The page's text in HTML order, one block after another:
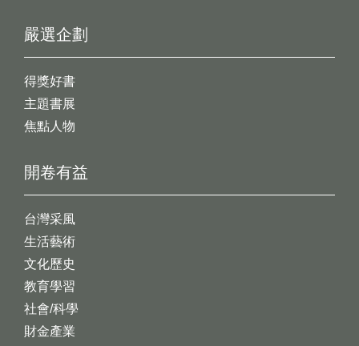
開卷有益
台灣采風
生活藝術
文化歷史
教育學習
社會/科學
財金產業
嚴選企劃
得獎好書
主題書展
焦點人物